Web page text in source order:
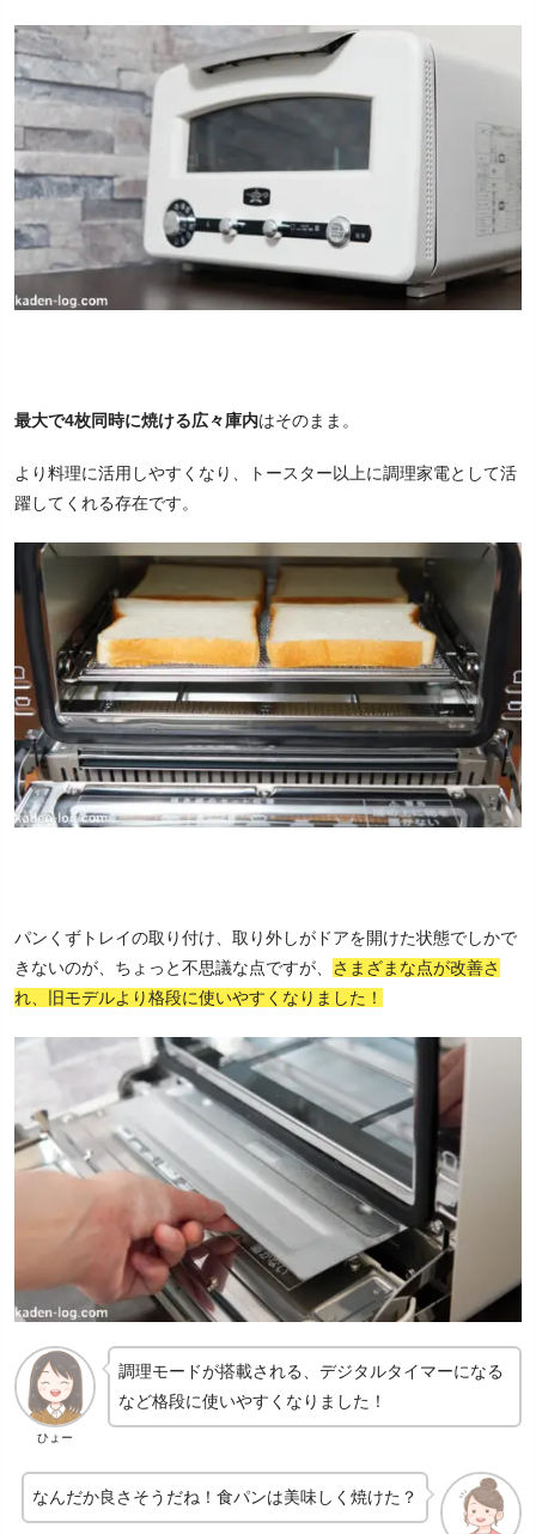
最大で4枚同時に焼ける広々庫内はそのまま。
より料理に活用しやすくなり、トースター以上に調理家電として活
躍してくれる存在です。
パンくずトレイの取り付け、取り外しがドアを開けた状態でしかで
きないのが、ちょっと不思議な点ですが、 さまざまな点が改善さ
れ、旧モデルより格段に使いやすくなりました！
ひょー
調理モードが搭載される、デジタルタイマーになる
など格段に使いやすくなりました！
なんだか良さそうだね！食パンは美味しく焼けた？